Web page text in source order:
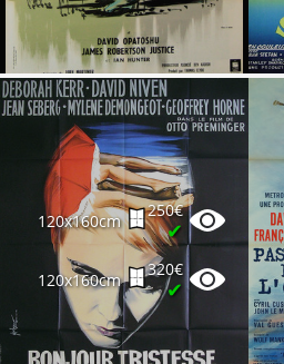
120x160cm
250€
✔
120x160cm
320€
✔